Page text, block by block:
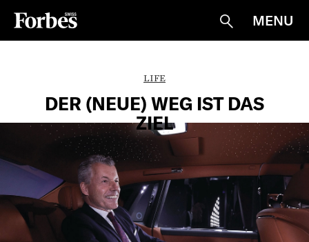
Suche
MENU
LIFE
DER (NEUE) WEG IST DAS
ZIEL